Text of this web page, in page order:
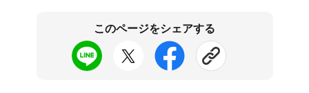
このページをシェアする